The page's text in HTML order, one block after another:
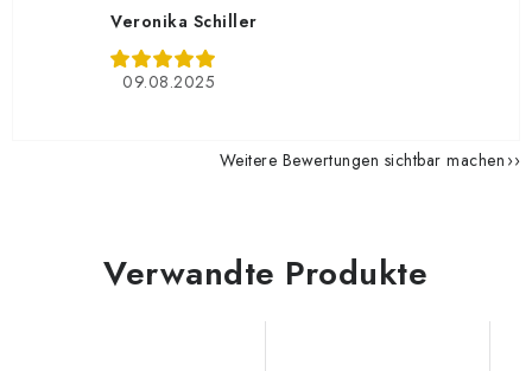
Veronika Schiller
09.08.2025
Weitere Bewertungen sichtbar machen
Verwandte Produkte